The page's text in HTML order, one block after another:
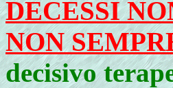
DECESSI
NON
decisivo